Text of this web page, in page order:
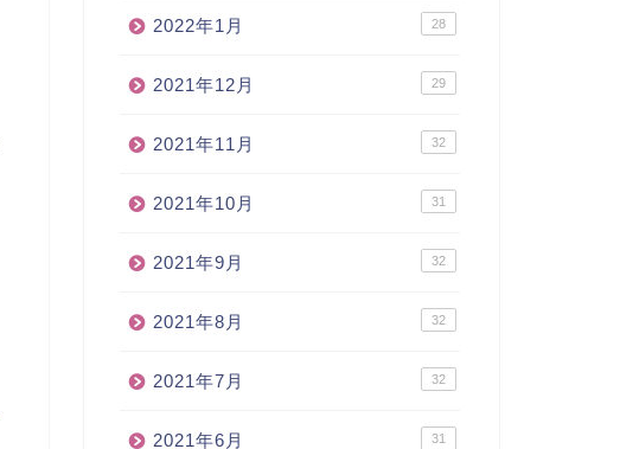
2022年1月 28
2021年12月 29
2021年11月 32
2021年10月 31
2021年9月 32
2021年8月 32
2021年7月 32
2021年6月 31